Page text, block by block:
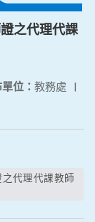
之代理代課
位： 教務處 |